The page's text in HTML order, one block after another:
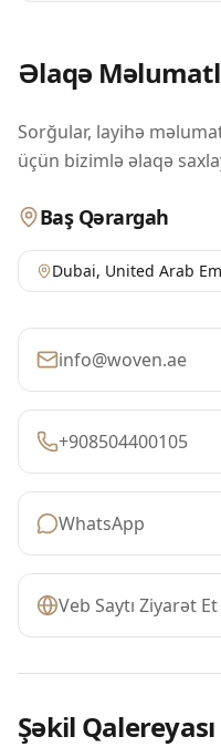
Əlaqə
Sorğular, layihə
üçün bizimlə əlaqə
Baş Qərargah
Dubai, United Arab
info@woven.ae
+908504400105
WhatsApp
Veb Saytı Ziyarət Et
Şəkil Qalereyası